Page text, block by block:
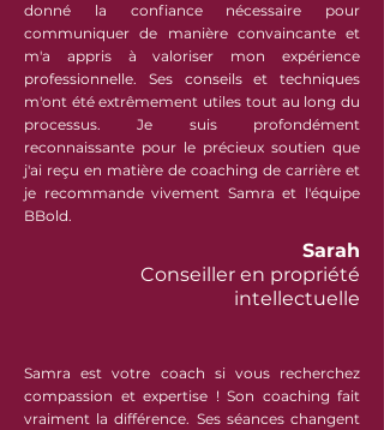
donné la confiance nécessaire pour
communiquer de manière convaincante et
m'a appris à valoriser mon expérience
professionnelle. Ses conseils et techniques
m'ont été extrêmement utiles tout au long du
processus. Je suis profondément
reconnaissante pour le précieux soutien que
j'ai reçu en matière de coaching de carrière et
je recommande vivement Samra et l'équipe
BBold.
Sarah
Conseiller en propriété
intellectuelle
Samra est votre coach si vous recherchez
compassion et expertise ! Son coaching fait
vraiment la différence. Ses séances changent